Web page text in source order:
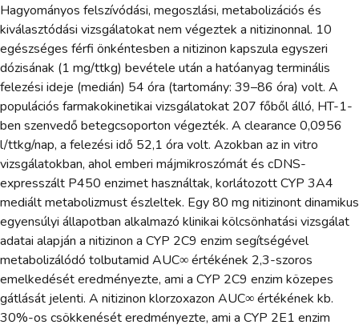
Hagyományos felszívódási, megoszlási, metabolizációs és
kiválasztódási vizsgálatokat nem végeztek a nitizinonnal. 10
egészséges férfi önkéntesben a nitizinon kapszula egyszeri
dózisának (1 mg/ttkg) bevétele után a hatóanyag terminális
felezési ideje (medián) 54 óra (tartomány: 39–86 óra) volt. A
populációs farmakokinetikai vizsgálatokat 207 főből álló, HT-1-
ben szenvedő betegcsoporton végezték. A clearance 0,0956
l/ttkg/nap, a felezési idő 52,1 óra volt. Azokban az in vitro
vizsgálatokban, ahol emberi májmikroszómát és cDNS-
expresszált P450 enzimet használtak, korlátozott CYP 3A4
mediált metabolizmust észleltek. Egy 80 mg nitizinont dinamikus
egyensúlyi állapotban alkalmazó klinikai kölcsönhatási vizsgálat
adatai alapján a nitizinon a CYP 2C9 enzim segítségével
metabolizálódó tolbutamid AUC∞ értékének 2,3-szoros
emelkedését eredményezte, ami a CYP 2C9 enzim közepes
gátlását jelenti. A nitizinon klorzoxazon AUC∞ értékének kb.
30%-os csökkenését eredményezte, ami a CYP 2E1 enzim